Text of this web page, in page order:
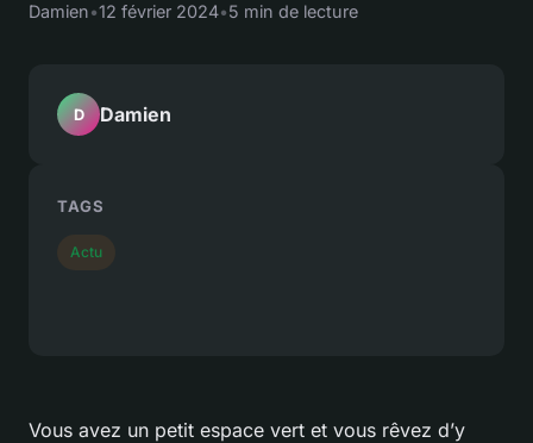
Damien•12 février 2024•5 min de lecture
Vous avez un petit espace vert et vous rêvez d’y
D Damien
TAGS
Actu